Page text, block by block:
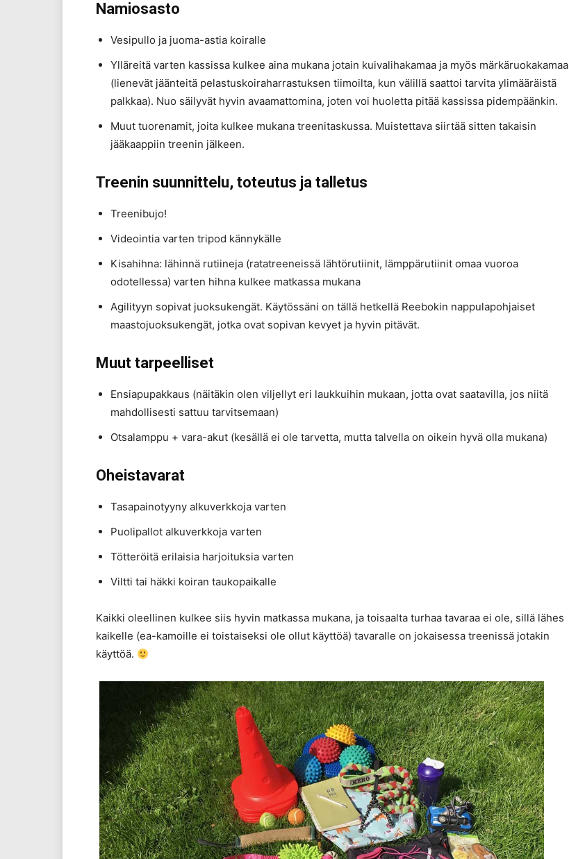
Namiosasto
Vesipullo ja juoma-astia koiralle
Ylläreitä varten kassissa kulkee aina mukana jotain kuivalihakamaa ja myös märkäruokakamaa
(lienevät jäänteitä pelastuskoiraharrastuksen tiimoilta, kun välillä saattoi tarvita ylimääräistä
palkkaa). Nuo säilyvät hyvin avaamattomina, joten voi huoletta pitää kassissa pidempäänkin.
Muut tuorenamit, joita kulkee mukana treenitaskussa. Muistettava siirtää sitten takaisin
jääkaappiin treenin jälkeen.
Treenin suunnittelu, toteutus ja talletus
Treenibujo!
Videointia varten tripod kännykälle
Kisahihna: lähinnä rutiineja (ratatreeneissä lähtörutiinit, lämppärutiinit omaa vuoroa
odotellessa) varten hihna kulkee matkassa mukana
Agilityyn sopivat juoksukengät. Käytössäni on tällä hetkellä Reebokin nappulapohjaiset
maastojuoksukengät, jotka ovat sopivan kevyet ja hyvin pitävät.
Muut tarpeelliset
Ensiapupakkaus (näitäkin olen viljellyt eri laukkuihin mukaan, jotta ovat saatavilla, jos niitä
mahdollisesti sattuu tarvitsemaan)
Otsalamppu + vara-akut (kesällä ei ole tarvetta, mutta talvella on oikein hyvä olla mukana)
Oheistavarat
Tasapainotyyny alkuverkkoja varten
Puolipallot alkuverkkoja varten
Tötteröitä erilaisia harjoituksia varten
Viltti tai häkki koiran taukopaikalle
Kaikki oleellinen kulkee siis hyvin matkassa mukana, ja toisaalta turhaa tavaraa ei ole, sillä lähes
kaikelle (ea-kamoille ei toistaiseksi ole ollut käyttöä) tavaralle on jokaisessa treenissä jotakin
käyttöä.